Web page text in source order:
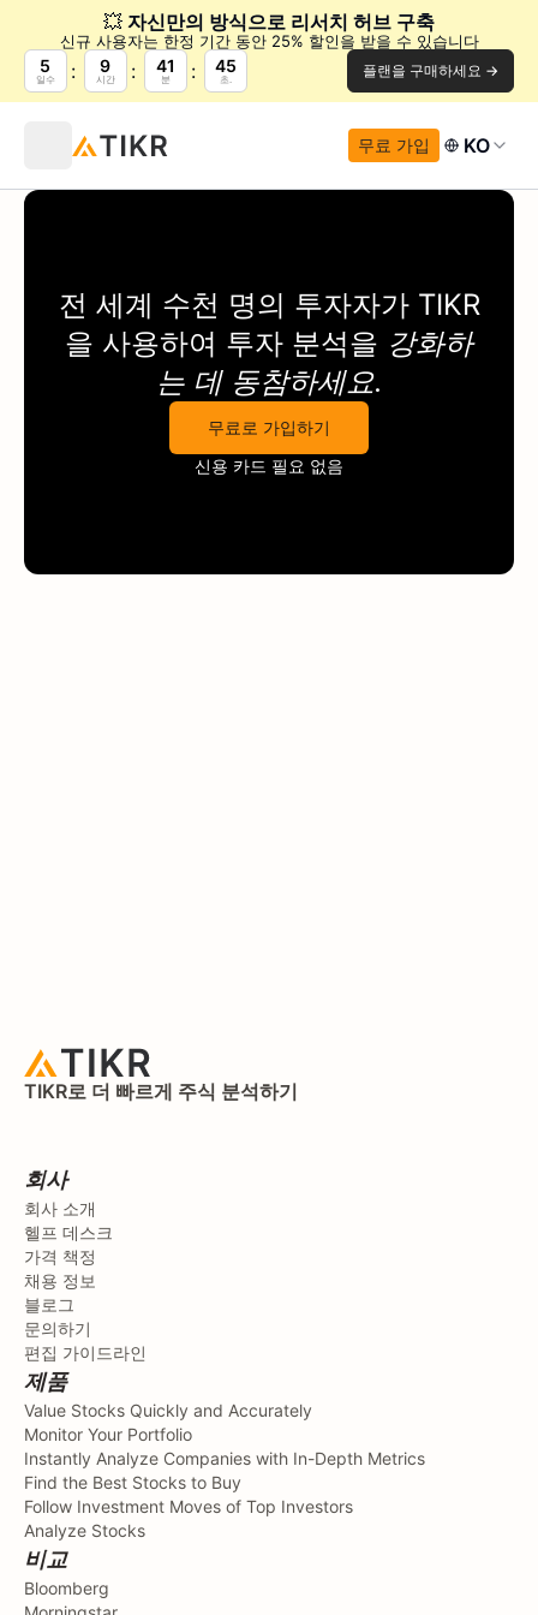
💥 자신만의 방식으로 리서치 허브 구축
신규 사용자는 한정 기간 동안 25% 할인을 받을 수 있습니다
5
일수
9
시간
41
분
45
초. 플랜을 구매하세요 →
무료 가입 KO
전 세계 수천 명의 투자자가 TIKR
을 사용하여 투자 분석을 강화하
는 데 동참하세요.
무료로 가입하기
신용 카드 필요 없음
TIKR로 더 빠르게 주식 분석하기
회사
회사 소개
헬프 데스크
가격 책정
채용 정보
블로그
문의하기
편집 가이드라인
제품
Value Stocks Quickly and Accurately
Monitor Your Portfolio
Instantly Analyze Companies with In-Depth Metrics
Find the Best Stocks to Buy
Follow Investment Moves of Top Investors
Analyze Stocks
비교
Bloomberg